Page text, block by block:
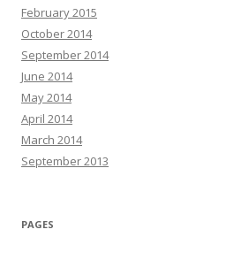
February 2015
October 2014
September 2014
June 2014
May 2014
April 2014
March 2014
September 2013
PAGES